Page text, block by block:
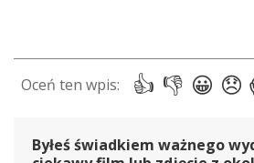
Byłeś świadkiem ważnego